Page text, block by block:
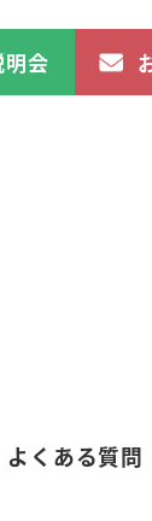
会
よくある質問